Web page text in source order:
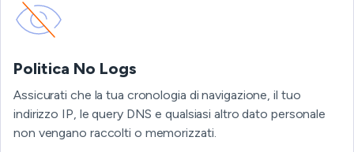
Politica No Logs
Assicurati che la tua cronologia di navigazione, il tuo
indirizzo IP, le query DNS e qualsiasi altro dato personale
non vengano raccolti o memorizzati.